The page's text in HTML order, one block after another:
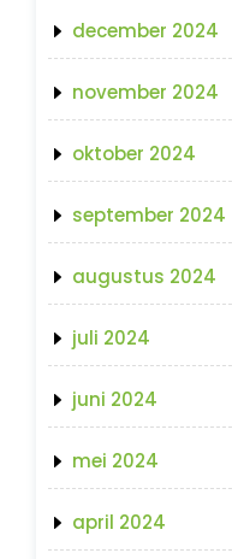
december 2024
november 2024
oktober 2024
september 2024
augustus 2024
juli 2024
juni 2024
mei 2024
april 2024